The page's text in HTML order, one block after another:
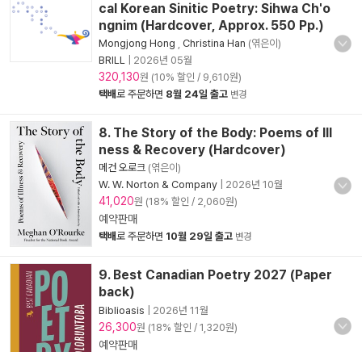
cal Korean Sinitic Poetry: Sihwa Ch'o
ngnim (Hardcover, Approx. 550 Pp.)
Mongjong Hong Christina Han (엮은이)
BRILL
2026년 05월
320,130원 (10% 할인 / 9,610원)
택배로 주문하면 8월 24일 출고 변경
8. The Story of the Body: Poems of Ill
ness & Recovery (Hardcover)
메건 오로크 (엮은이)
W. W. Norton & Company
2026년 10월
41,020원 (18% 할인 / 2,060원)
예약판매
택배로 주문하면 10월 29일 출고 변경
9. Best Canadian Poetry 2027 (Paper
back)
Biblioasis 2026년 11월
26,300원 (18% 할인 / 1,320원)
예약판매